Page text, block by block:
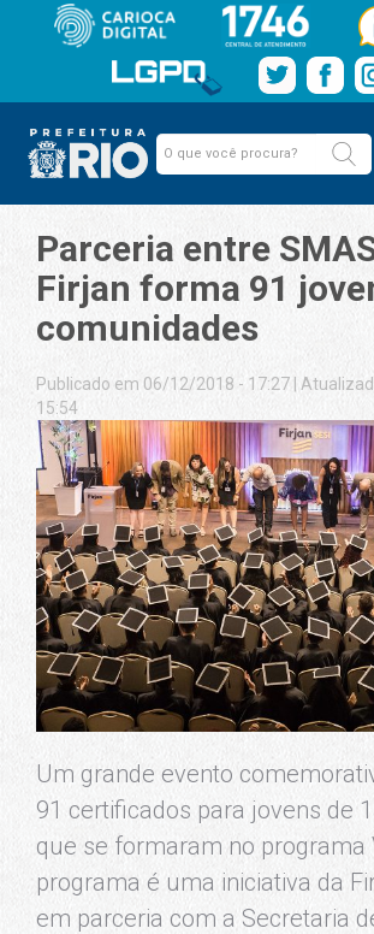
Parceria entre
Firjan forma 91
comunidades
Publicado em 06/12/2018 - 17:27
15:54
Um grande evento
91 certificados para jovens de
que se formaram no programa
programa é uma iniciativa da
em parceria com a Secretaria